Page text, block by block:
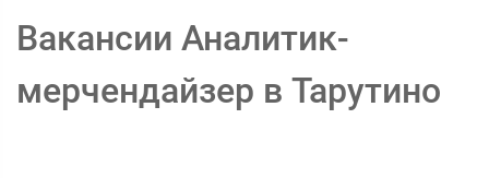
Вакансии Аналитик-
мерчендайзер в Тарутино